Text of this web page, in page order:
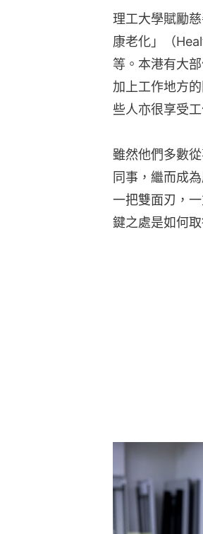
理工大學賦勵
康老化」（
等。本港有大
加上工作地方
些人亦很享受
雖然他們多數
同事，繼而成
一把雙面刃，
鍵之處是如何取